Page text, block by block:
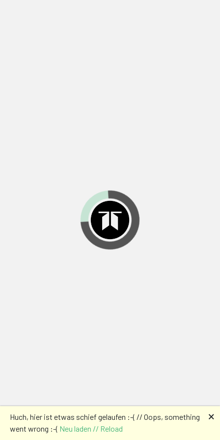
Huch, hier ist etwas schief gelaufen :-( // Oops, something
went wrong :-( Neu laden // Reload
🗙